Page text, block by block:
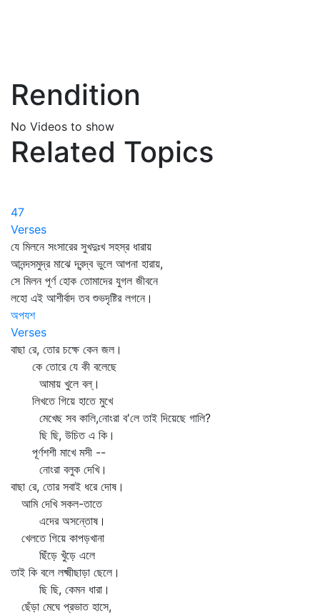
Rendition
No Videos to show
Related Topics
47
Verses
যে মিলনে সংসারের সুখদুঃখ সহস্র ধারায়
আনন্দসমুদ্র মাঝে দ্বন্দ্ব ভুলে আপনা হারায়,
সে মিলন পূর্ণ হোক তোমাদের যুগল জীবনে
লহো এই আশীর্বাদ তব শুভদৃষ্টির লগনে।
অপযশ
Verses
বাছা রে, তোর চক্ষে কেন জল।
কে তোরে যে কী বলেছে
আমায় খুলে বল্‌।
লিখতে গিয়ে হাতে মুখে
মেখেছ সব কালি,নোংরা ব'লে তাই দিয়েছে গালি?
ছি ছি, উচিত এ কি।
পূর্ণশশী মাখে মসী --
নোংরা বলুক দেখি।
বাছা রে, তোর সবাই ধরে দোষ।
আমি দেখি সকল-তাতে
এদের অসন্তোষ।
খেলতে গিয়ে কাপড়খানা
ছিঁড়ে খুঁড়ে এলে
তাই কি বলে লক্ষ্মীছাড়া ছেলে।
ছি ছি, কেমন ধারা।
ছেঁড়া মেঘে প্রভাত হাসে,